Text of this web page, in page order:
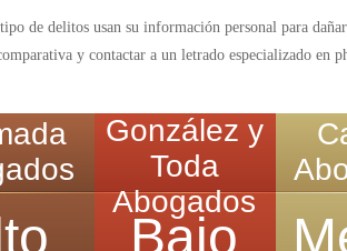
de delitos usan su información personal para
y contactar a un letrado especializado en
González y
Toda
Abogados
Bajo